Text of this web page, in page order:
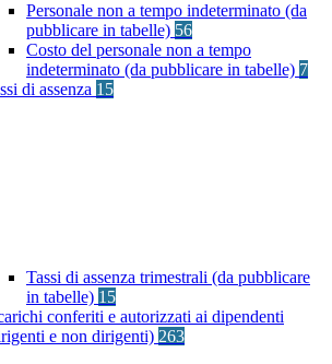
Personale non a tempo indeterminato (da
pubblicare in tabelle) 56
Costo del personale non a tempo
indeterminato (da pubblicare in tabelle) 7
di assenza 15
Tassi di assenza trimestrali (da pubblicare
in tabelle) 15
conferiti e autorizzati ai dipendenti
e non dirigenti) 263